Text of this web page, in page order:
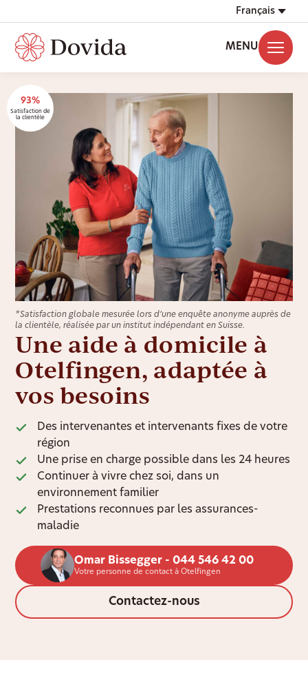
Français
MENU
93%
Satisfaction de
la clientèle
*Satisfaction globale mesurée lors d’une enquête anonyme auprès de
la clientèle, réalisée par un institut indépendant en Suisse.
Une aide à domicile à
Otelfingen, adaptée à
vos besoins
Des intervenantes et intervenants fixes de votre
région
Une prise en charge possible dans les 24 heures
Continuer à vivre chez soi, dans un
environnement familier
Prestations reconnues par les assurances-
maladie
Omar Bissegger - 044 546 42 00
Votre personne de contact à Otelfingen
Contactez-nous